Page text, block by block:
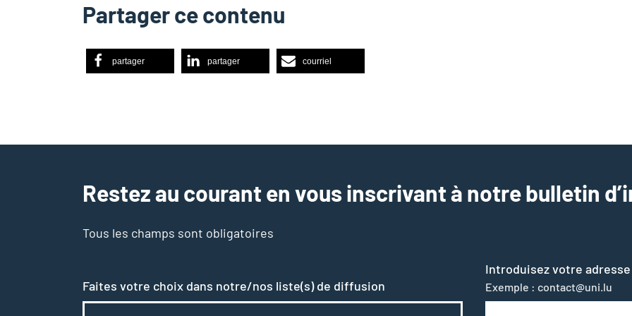
Partager ce contenu
partager partager courriel
Restez au courant en vous inscrivant à notre bulletin
Tous les champs sont obligatoires
Faites votre choix dans notre/nos liste(s) de diffusion
Introduisez votre
Exemple : contact@uni.lu